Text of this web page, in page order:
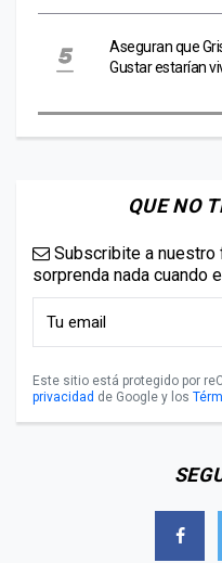
Aseguran que
Gustar estarían
QUE NO
Subscribite a
sorprenda nada cuando
Este sitio está protegido por
privacidad de Google y los